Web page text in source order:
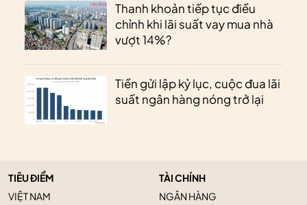
Thanh khoản tiếp tục điều
chỉnh khi lãi suất vay mua nhà
vượt 14%?
Tiền gửi lập kỷ lục, cuộc đua lãi
suất ngân hàng nóng trở lại
TIÊU ĐIỂM
VIỆT NAM
TÀI CHÍNH
NGÂN HÀNG